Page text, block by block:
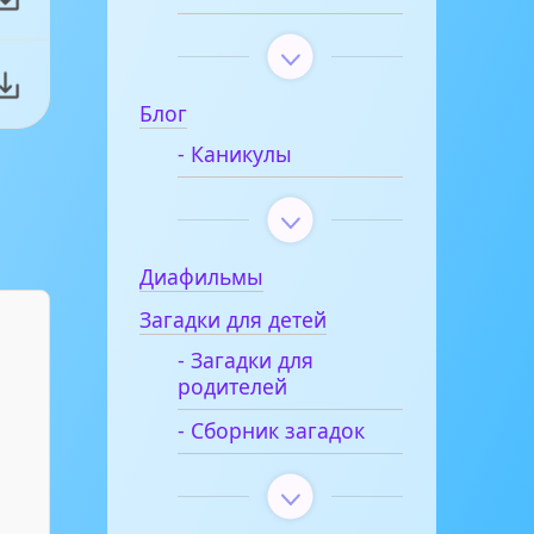
Блог
- Каникулы
Диафильмы
Загадки для детей
- Загадки для
родителей
- Сборник загадок